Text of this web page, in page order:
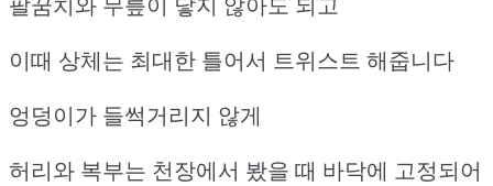
이때 상체는 최대한 틀어서 트위스트 해줍니다
엉덩이가 들썩거리지 않게
허리와 복부는 천장에서 봤을 때 바닥에 고정되어